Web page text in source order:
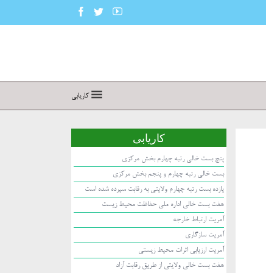
کاریابی
پنچ بست خالی رتبه چهارم بخش مرکزی
بست خالی رتبه چهارم و پنجم بخش مرکزی
یازده بست رتبه چهارم ولایتی به رقابت سپرده شده است
هفت بست خالی اداره ملی حفاظت محیط زیست
آمریت ارتباط خارجه
آمریت سازگاری
آمریت ارزیابی اثرات محیط زیستی
هفت بست خالی ولایتی از طریق رقابت آزاد